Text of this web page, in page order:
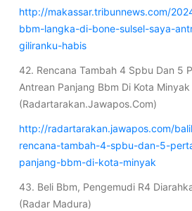
http://makassar.tribunnews.com/
bbm-langka-di-bone-sulsel-saya-
giliranku-habis
42. Rencana Tambah 4 Spbu Dan 5
Antrean Panjang Bbm Di Kota Minyak
(Radartarakan.Jawapos.Com)
http://radartarakan.jawapos.com/
rencana-tambah-4-spbu-dan-5-
panjang-bbm-di-kota-minyak
43. Beli Bbm, Pengemudi R4
(Radar Madura)